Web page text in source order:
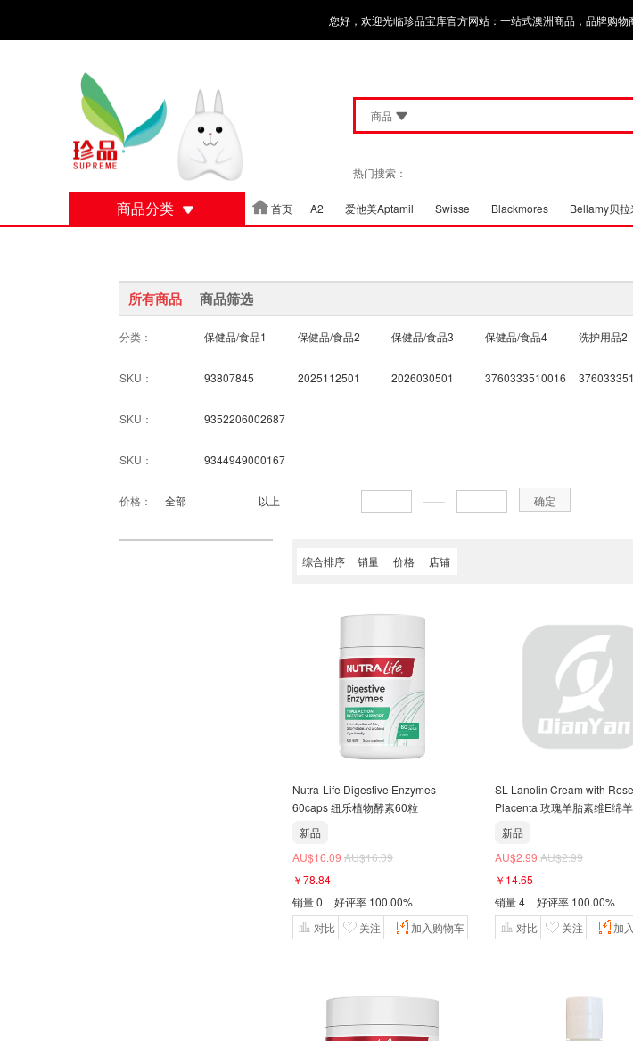
您好，欢迎光临珍品宝库官方网站：一站式澳洲商品，品牌购物
商品
热门搜索：
商品分类 首页 A2 爱他美Aptamil Swisse Blackmores Bellamy贝拉
所有商品 商品筛选
分类： 保健品/食品1 保健品/食品2 保健品/食品3 保健品/食品4 洗护用品2
成人奶粉 婴儿奶粉 奶瓶水杯餐具等
SKU： 93807845 2025112501 2026030501 3760333510016
3760333510092
886798032221
9300807237151 9300807278987
9300807287378
9300807354131 9300807354483
9311770587600 9311770588034 9311770588218
9311770589307 9311770589369 9311770589376
9311770592475 9311770593199 9311770595582
SKU： 9352206002687
SKU： 9344949000167
价格： 全部 以上 —— 确定
综合排序 销量 价格 店铺
Nutra-Life Digestive Enzymes
60caps 纽乐植物酵素60粒
新品
AU$16.09 AU$16.09
￥78.84
销量0 好评率 100.00%
对比
关注 加入购物车
SL Lanolin Cream with
Placenta 玫瑰羊胎素维E绵
新品
AU$2.99 AU$2.99
￥14.65
销量4 好评率 100.00%
对比
关注 加